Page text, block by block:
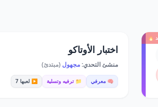
🔥
اختبار الأوتاكو
منشئ التحدي:مجهول(مبتدئ)
🧠 معرفي 📁 ترفيه وتسلية ▶️ لعبها 7